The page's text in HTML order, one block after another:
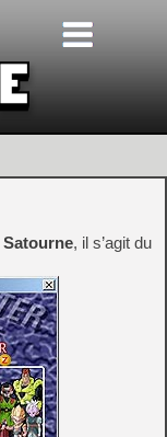
Satourne, il s’agit du